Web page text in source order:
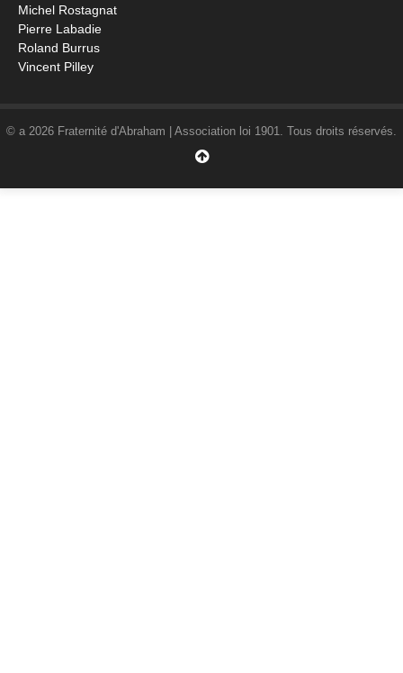
Michel Rostagnat
Pierre Labadie
Roland Burrus
Vincent Pilley
© a 2026 Fraternité d'Abraham | Association loi 1901. Tous droits réservés.